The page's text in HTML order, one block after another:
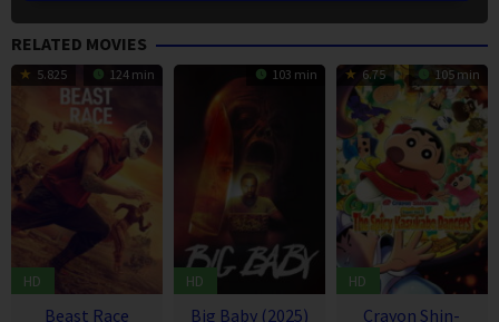
RELATED MOVIES
5.825 124 min
HD
Beast Race
103 min
HD
Big Baby (2025)
6.75 105 min
HD
Crayon Shin-